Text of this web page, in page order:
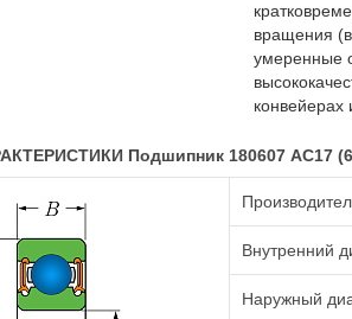
вращения
умеренные
конвейерах
Подшипник 180607 АС17
Внутренний
Наружный